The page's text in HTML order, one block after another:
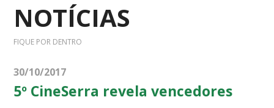
NOTÍCIAS
FIQUE POR DENTRO
30/10/2017
5º CineSerra revela vencedores